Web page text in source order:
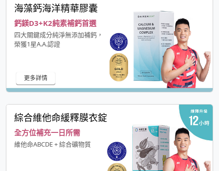
海藻鈣海洋精華膠囊
鈣鎂D3+K2純素補鈣首選
四大關鍵成分純淨無添加補鈣，
榮獲1星A.A.認證
更多詳情
綜合維他命緩釋膜衣錠
全方位補充一日所需
維他命ABCDE + 綜合礦物質